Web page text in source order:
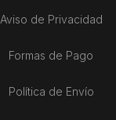
Aviso de Privacidad
Formas de Pago
Política de Envío